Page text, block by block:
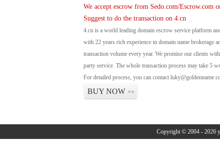
We accept escrow from Sedo.com/Escrow.com
Suggest to do the transaction on 4.cn
4.cn is a world leading domain escrow service platform
with 22 years rich experience in domain name brokerage
transaction volume every year. We promise our clients
party service. The whole transaction process may take 5
For detailed process, you can contact
BUY NOW >>
Copyright © 2004 - 2026